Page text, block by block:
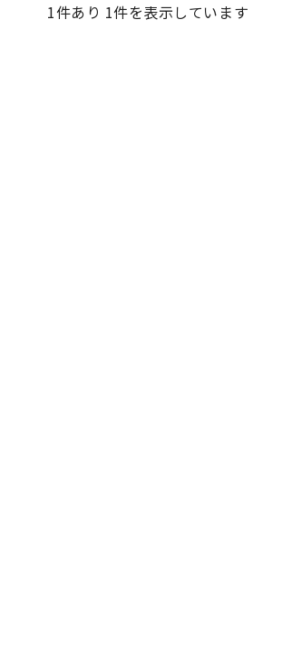
1件あり 1件を表示しています